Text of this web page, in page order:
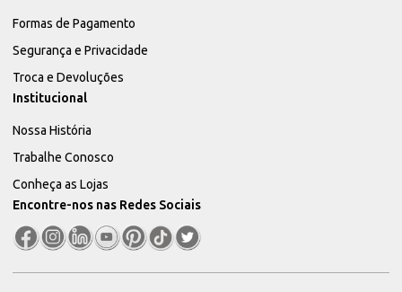
Formas de Pagamento
Segurança e Privacidade
Troca e Devoluções
Institucional
Nossa História
Trabalhe Conosco
Conheça as Lojas
Encontre-nos nas Redes Sociais